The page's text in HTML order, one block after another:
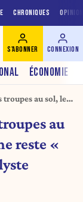
CHRONIQUES
ÉCONOMIE
S'ABONNER CONNEXION
troupes au sol, le
militaire
au
reste «